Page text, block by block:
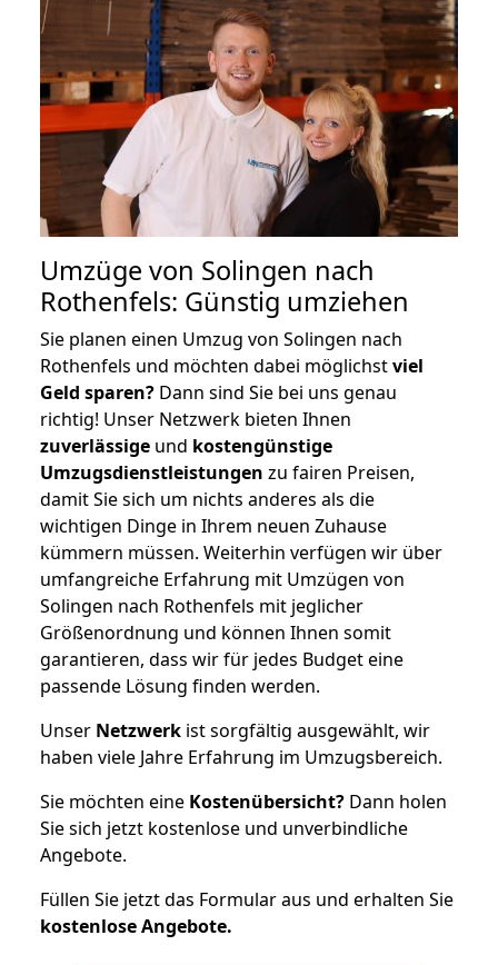
Umzüge von Solingen nach
Rothenfels: Günstig umziehen
Sie planen einen Umzug von Solingen nach
Rothenfels und möchten dabei möglichstviel
Geld sparen? Dann sind Sie bei uns genau
richtig! Unser Netzwerk bieten Ihnen
zuverlässige und kostengünstige
Umzugsdienstleistungen zu fairen Preisen,
damit Sie sich um nichts anderes als die
wichtigen Dinge in Ihrem neuen Zuhause
kümmern müssen. Weiterhin verfügen wir über
umfangreiche Erfahrung mit Umzügen von
Solingen nach Rothenfels mit jeglicher
Größenordnung und können Ihnen somit
garantieren, dass wir für jedes Budget eine
passende Lösung finden werden.
Unser Netzwerk ist sorgfältig ausgewählt, wir
haben viele Jahre Erfahrung im Umzugsbereich.
Sie möchten eine Kostenübersicht? Dann holen
Sie sich jetzt kostenlose und unverbindliche
Angebote.
Füllen Sie jetzt das Formular aus und erhalten Sie
kostenloseAngebote.